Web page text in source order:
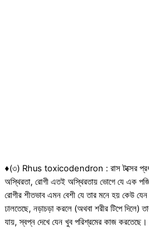
♦(৩) Rhus toxicodendron : রাস টক্সের
অস্থিরতা, রোগী এতই অস্থিরতায় ভোগে যে এক
রোগীর শীতভাব এমন বেশী যে তার মনে হয় কেউ যেন
ঢালতেছে, নড়াচড়া করলে (অথবা শরীর টিপে দিলে)
যায়, স্বপ্ন দেখে যেন খুব পরিশ্রমের কাজ করতেছে।